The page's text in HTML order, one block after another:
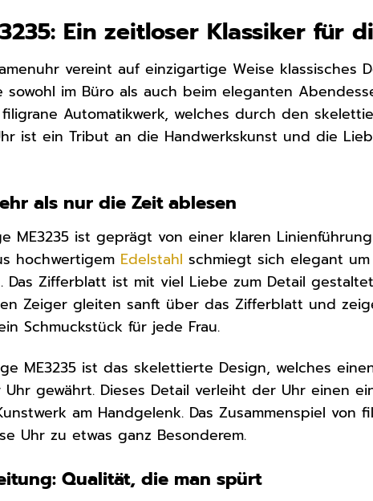
Ein zeitloser Klassiker für
vereint auf einzigartige Weise klassisches
sowohl im Büro als auch beim eleganten
Automatikwerk, welches durch den
ist ein Tribut an die Handwerkskunst und die
als nur die Zeit ablesen
ME3235 ist geprägt von einer klaren
hochwertigem Edelstahl schmiegt sich elegant
Das Zifferblatt ist mit viel Liebe zum Detail
Zeiger gleiten sanft über das Zifferblatt und
Schmuckstück für jede Frau.
ME3235 ist das skelettierte Design, welches
gewährt. Dieses Detail verleiht der Uhr einen
am Handgelenk. Das Zusammenspiel von
Uhr zu etwas ganz Besonderem.
Qualität, die man spürt